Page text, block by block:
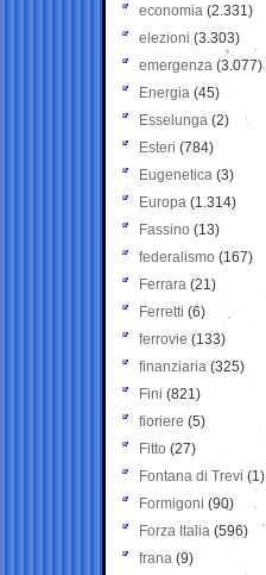
economia (2.331)
elezioni (3.303)
emergenza (3.077)
Energia (45)
Esselunga (2)
Esteri (784)
Eugenetica (3)
Europa (1.314)
Fassino (13)
federalismo (167)
Ferrara (21)
Ferretti (6)
ferrovie (133)
finanziaria (325)
Fini (821)
fioriere (5)
Fitto (27)
Fontana di Trevi (1)
Formigoni (90)
Forza Italia (596)
frana (9)